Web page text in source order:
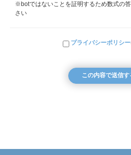
※botではないことを証明するため数式の
さい
プライバシーポリシー
この内容で送信す